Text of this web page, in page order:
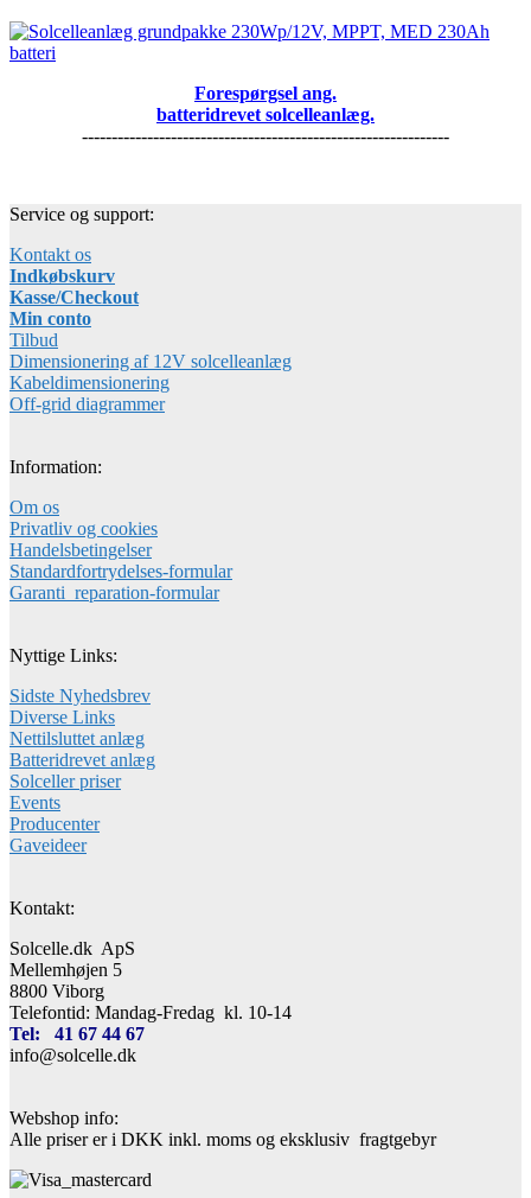
Forespørgsel ang.
batteridrevet solcelleanlæg.
--------------------------------------------------------------
Service og support:
Kontakt os
Indkøbskurv
Kasse/Checkout
Min conto
Tilbud
Dimensionering af 12V solcelleanlæg
Kabeldimensionering
Off-grid diagrammer
Information:
Om os
Privatliv og cookies
Handelsbetingelser
Standardfortrydelses-formular
Garanti_reparation-formular
Nyttige Links:
Sidste Nyhedsbrev
Diverse Links
Nettilsluttet anlæg
Batteridrevet anlæg
Solceller priser
Events
Producenter
Gaveideer
Kontakt:
Solcelle.dk ApS
Mellemhøjen 5
8800 Viborg
Telefontid: Mandag-Fredag kl. 10-14
Tel: 41 67 44 67
info@solcelle.dk
Webshop info:
Alle priser er i DKK inkl. moms og eksklusiv fragtgebyr